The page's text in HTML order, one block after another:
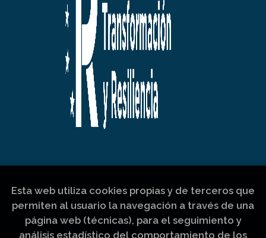
Esta web utiliza cookies propias y de terceros que
permiten al usuario la navegación a través de una
página web (técnicas), para el seguimiento y
análisis estadístico del comportamiento de los